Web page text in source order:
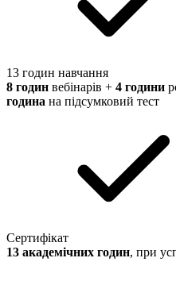
13 годин навчання
8 годин вебінарів + 4 години
година на підсумковий тест
Сертифікат
​13 академічних годин, при